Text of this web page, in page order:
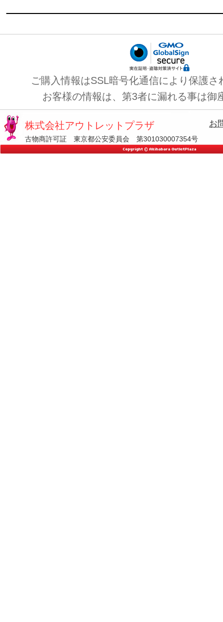
ご購入情報はSSL暗号化通信により保護さ
お客様の情報は、第3者に漏れる事は御
株式会社アウトレットプラザ
古物商許可証 東京都公安委員会 第301030007354号
お